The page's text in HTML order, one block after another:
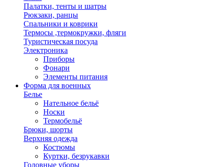
Палатки, тенты и шатры
Рюкзаки, ранцы
Спальники и коврики
Термосы ,термокружки, фляги
Туристическая посуда
Электроника
Приборы
Фонари
Элементы питания
Форма для военных
Белье
Нательное бельё
Носки
Термобельё
Брюки, шорты
Верхняя одежда
Костюмы
Куртки, безрукавки
Головные уборы